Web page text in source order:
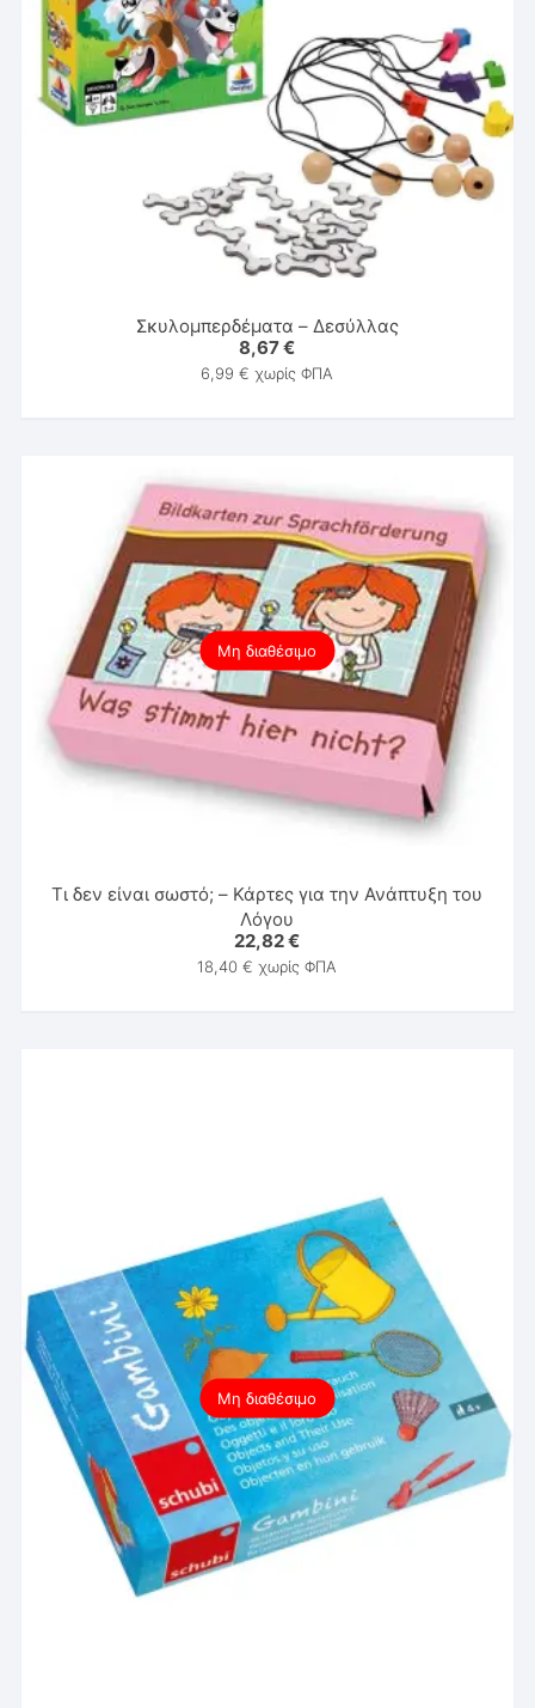
Σκυλομπερδέματα – Δεσύλλας
8,67€
6,99€ χωρίς ΦΠΑ
Μη διαθέσιμο
Τι δεν είναι σωστό; – Κάρτες για την Ανάπτυξη του
Λόγου
22,82€
18,40€ χωρίς ΦΠΑ
Μη διαθέσιμο